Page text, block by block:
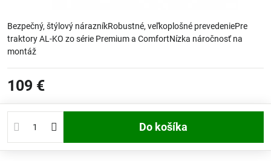
Bezpečný, štýlový nárazníkRobustné, veľkoplošné prevedeniePre
traktory AL-KO zo série Premium a ComfortNízka náročnosť na
montáž
109 €
Do košíka